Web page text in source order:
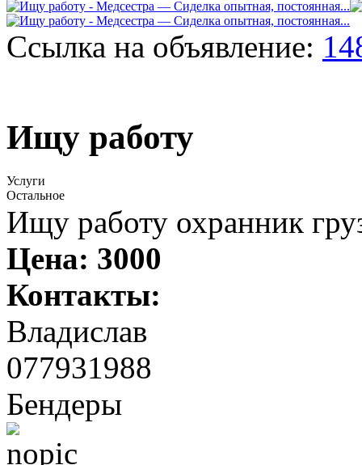
Ссылка на объявление:
Ищу работу
Услуги
Остальное
Ищу работу охранник
Цена: 3000
Контакты:
Владислав
077931988
Бендеры